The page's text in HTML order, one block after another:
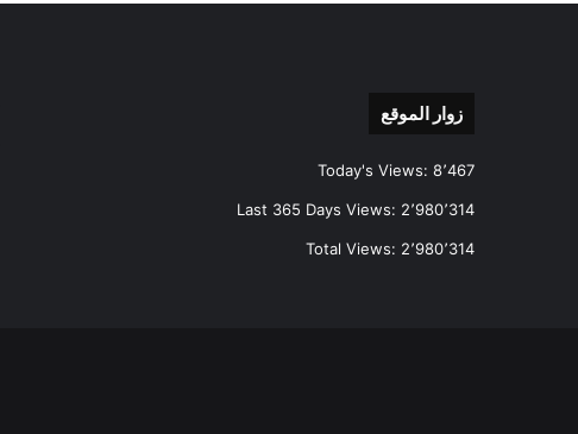
زوار الموقع
Today's Views: 8٬467
Last 365 Days Views: 2٬980٬314
Total Views: 2٬980٬314